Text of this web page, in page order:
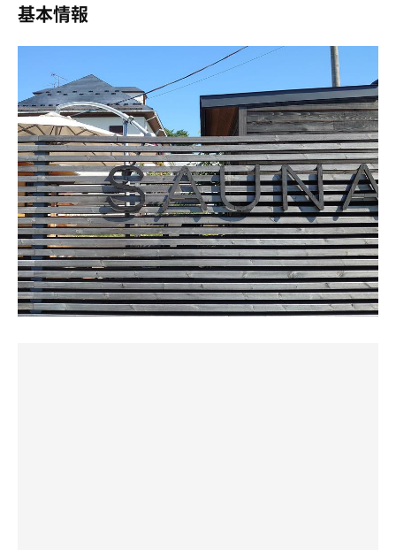
りがとうございました👍
めちゃくちゃ優雅なサ活をさせていただきました！サ活も
少なく認知されてないのかな？こんなにめちゃくちゃ良い
のに！興味あったかたは是非！
サ飯も山牛さんで贅沢😋して帰りました。
この２日間、宿泊先のキャプタルインさんも含め友人以外
誰とも巡ることのない完全プライベートサ活を堪能出来ま
した。
普段はどうしても他人を気にしながらサ活になりますが、
それが一切なし！贅沢な時間を過ごせました！付き合って
くれた友人ありがとう！！
これで今年の連休は終わりになるので、あとは年末までひ
たすら走って🏃夏っちゃんとたまにますと行って、年間行
事しての日々になります💦
2杯かけてジワジワ更に3杯かけると
おー(//∇//)ノーヘルで甘くみてた耳ちぎれる
水風呂は壺型打たせ滝水付き
お一人様使用なのでタイミング譲りあいながら
5月なのに30℃あったらしい本日は
水遊びが楽しいひととき
外気浴はインフィニティ×4フラット×2その他×2
困る事はありませんがお隣が川が流れてる為か
虫さんが行動する季節ですね(^_−)−☆
途中より対策対応して頂き少しは効果あり！？
無いより良いですね【もう少し必要でしょう】
メインと思われる薪サウナ100℃オーバー
薪を焚べながらロウリュしながら楽しみます
て音楽を楽しみながらサ活できます。
3種のアロマ液があり、自分でロウリュ用のお水に混ぜて
アロマ水を作れます。アロマのレベル高え。
森林系の香りと柑橘の香りと、あとなんだっけ？
お着替え場もあり、清潔感があります。
水風呂はお外に、人1人入れるぐらいの壺湯のような感じ
のものとシャワー。
寒すぎて凍えます。雪がすごい日でしたので。
薪サウナはすごい！
薪をくべるってのは人生初でした。
パチパチ燃える音と、ロウリュのジューって音が心を綺麗
に浄化してくれます。
基本情報